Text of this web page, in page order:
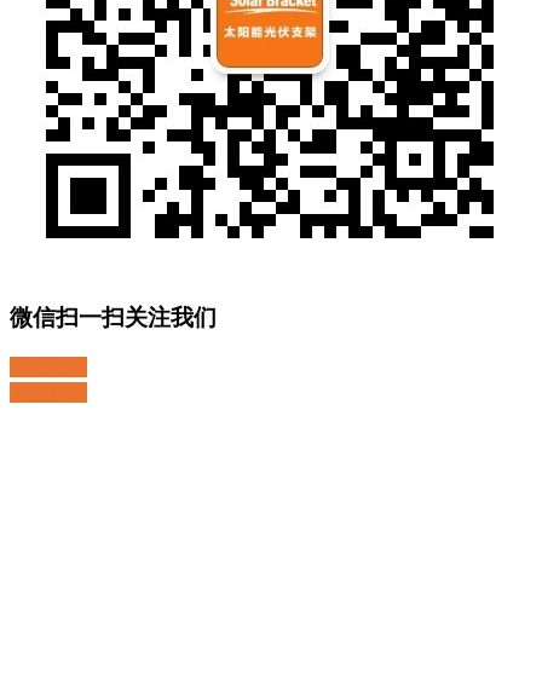
微信扫一扫关注我们